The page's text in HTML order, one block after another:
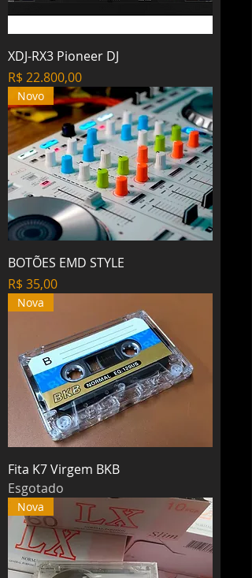
XDJ-RX3 Pioneer DJ
Preço
R$ 22.800,00
Novo
BOTÕES EMD STYLE
Preço
R$ 35,00
Nova
Fita K7 Virgem BKB
Esgotado
Nova